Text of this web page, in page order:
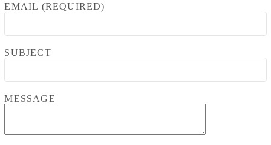
EMAIL (REQUIRED)
SUBJECT
MESSAGE